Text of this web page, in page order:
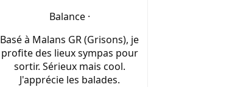
Balance ·
Basé à Malans GR (Grisons), je
profite des lieux sympas pour
sortir. Sérieux mais cool.
J'apprécie les balades.